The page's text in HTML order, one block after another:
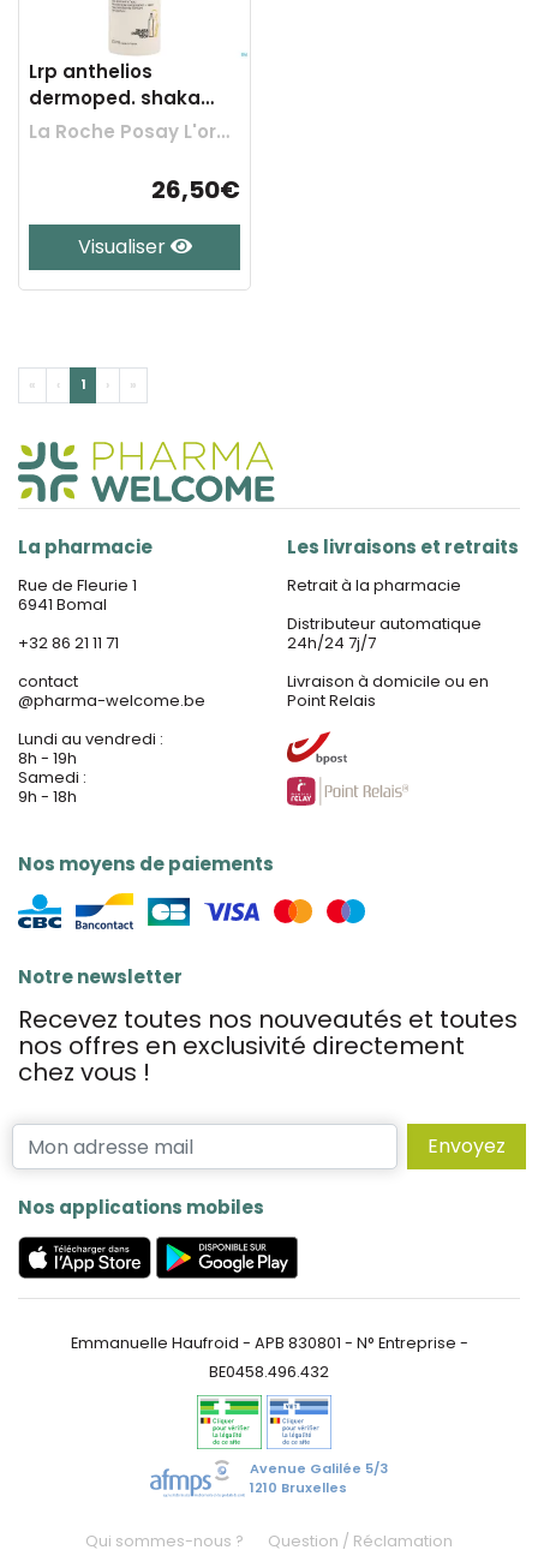
Lrp anthelios
dermoped. shaka
spray ip50+ 200ml La Roche Posay L'oreal Belgilux
26,50€
Visualiser
« ‹ 1 › »
La pharmacie
Rue de Fleurie 1
6941 Bomal
+32 86 21 11 71
contact
@pharma-welcome.be
Lundi au vendredi :
8h - 19h
Samedi :
9h - 18h
Nos moyens de paiements
Les livraisons et retraits
Retrait à la pharmacie
Distributeur automatique
24h/24 7j/7
Livraison à domicile ou en
Point Relais
Notre newsletter
Recevez toutes nos nouveautés et toutes
nos offres en exclusivité directement
chez vous !
Envoyez
Nos applications mobiles
Emmanuelle Haufroid - APB 830801 - N° Entreprise -
BE0458.496.432
Avenue Galilée 5/3
1210 Bruxelles
Qui sommes-nous ? Question / Réclamation